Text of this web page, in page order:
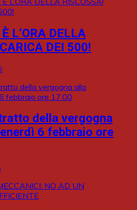
L’ORA DELLA
DEI 500!
della vergogna
6 febbraio ore